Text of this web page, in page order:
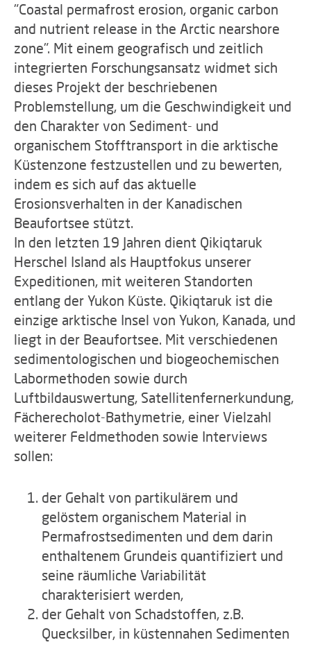
"Coastal permafrost erosion, organic carbon
and nutrient release in the Arctic nearshore
zone". Mit einem geografisch und zeitlich
integrierten Forschungsansatz widmet sich
dieses Projekt der beschriebenen
Problemstellung, um die Geschwindigkeit und
den Charakter von Sediment- und
organischem Stofftransport in die arktische
Küstenzone festzustellen und zu bewerten,
indem es sich auf das aktuelle
Erosionsverhalten in der Kanadischen
Beaufortsee stützt.
In den letzten 19 Jahren dient Qikiqtaruk
Herschel Island als Hauptfokus unserer
Expeditionen, mit weiteren Standorten
entlang der Yukon Küste. Qikiqtaruk ist die
einzige arktische Insel von Yukon, Kanada, und
liegt in der Beaufortsee. Mit verschiedenen
sedimentologischen und biogeochemischen
Labormethoden sowie durch
Luftbildauswertung, Satellitenfernerkundung,
Fächerecholot-Bathymetrie, einer Vielzahl
weiterer Feldmethoden sowie Interviews
sollen:
der Gehalt von partikulärem und
gelöstem organischem Material in
Permafrostsedimenten und dem darin
enthaltenem Grundeis quantifiziert und
seine räumliche Variabilität
charakterisiert werden,
der Gehalt von Schadstoffen, z.B.
Quecksilber, in küstennahen Sedimenten